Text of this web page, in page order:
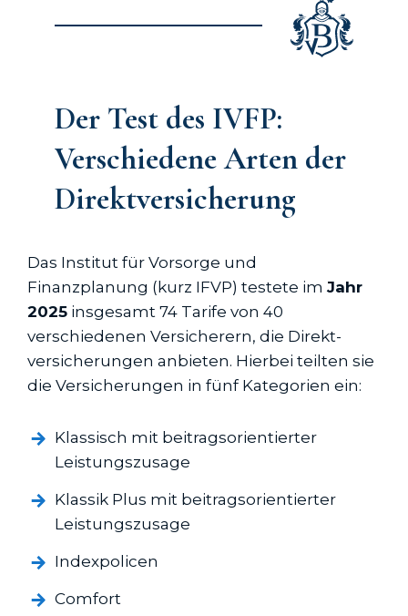
Der Test des IVFP:
Verschiedene Arten der
Direkt­versicherung
Das Institut für Vorsorge und
Finanzplanung (kurz IFVP) testete im Jahr
2025 insgesamt 74 Tarife von 40
verschiedenen Versicherern, die Direkt­
versicherungen anbieten. Hierbei teilten sie
die Versicherungen in fünf Kategorien ein:
Klassisch mit beitragsorientierter
Leistungszusage
Klassik Plus mit beitragsorientierter
Leistungszusage
Indexpolicen
Comfort